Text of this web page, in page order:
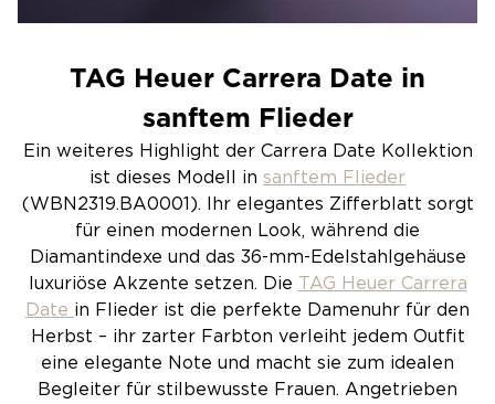
TAG Heuer Carrera Date in
sanftem Flieder
Ein weiteres Highlight der Carrera Date Kollektion
ist dieses Modell in sanftem Flieder
(WBN2319.BA0001). Ihr elegantes Zifferblatt sorgt
für einen modernen Look, während die
Diamantindexe und das 36-mm-Edelstahlgehäuse
luxuriöse Akzente setzen. Die TAG Heuer Carrera
Date in Flieder ist die perfekte Damenuhr für den
Herbst – ihr zarter Farbton verleiht jedem Outfit
eine elegante Note und macht sie zum idealen
Begleiter für stilbewusste Frauen. Angetrieben